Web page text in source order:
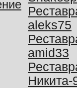
aleks75
amid33
Никита-